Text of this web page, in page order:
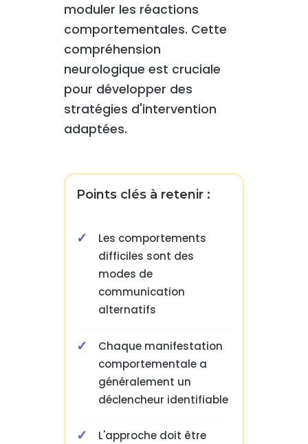
moduler les réactions
comportementales. Cette
compréhension
neurologique est cruciale
pour développer des
stratégies d'intervention
adaptées.
Points clés à retenir :
Les comportements
difficiles sont des
modes de
communication
alternatifs
Chaque manifestation
comportementale a
généralement un
déclencheur identifiable
L'approche doit être